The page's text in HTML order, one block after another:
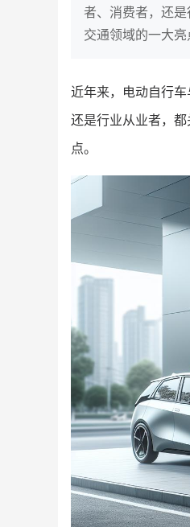
者、消费者，还
交通领域的一大亮
近年来，电动自行
还是行业从业者，都
点。
查看详情